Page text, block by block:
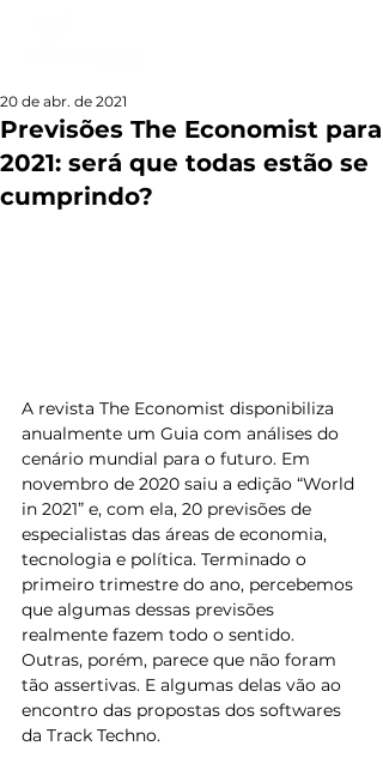
Previsões The Economist para
2021: será que todas estão se
cumprindo?
20 de abr. de 2021
A revista The Economist disponibiliza
anualmente um Guia com análises do
cenário mundial para o futuro. Em
novembro de 2020 saiu a edição “World
in 2021” e, com ela, 20 previsões de
especialistas das áreas de economia,
tecnologia e política. Terminado o
primeiro trimestre do ano, percebemos
que algumas dessas previsões
realmente fazem todo o sentido.
Outras, porém, parece que não foram
tão assertivas. E algumas delas vão ao
encontro das propostas dos softwares
da Track Techno.